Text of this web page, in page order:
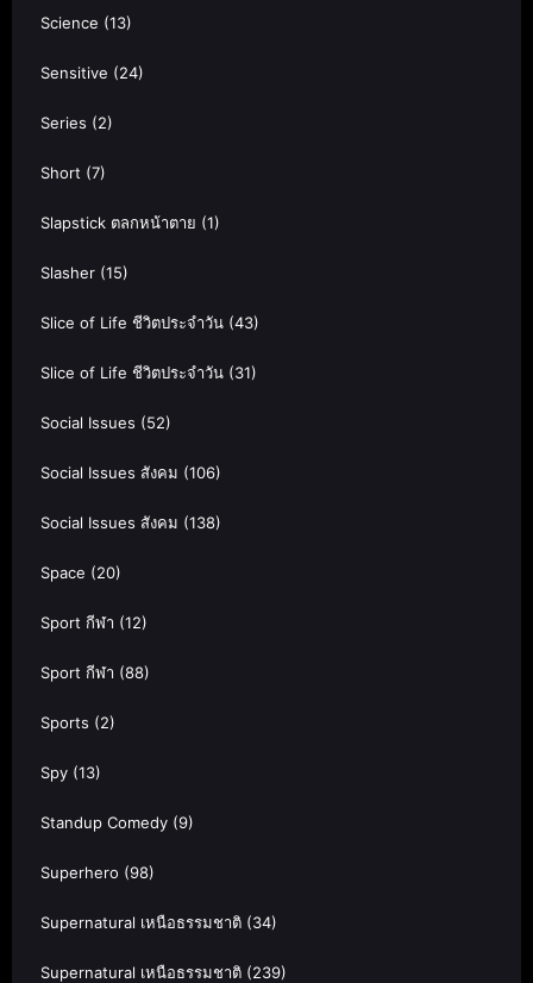
Science (13)
Sensitive (24)
Series (2)
Short (7)
Slapstick ตลกหน้าตาย (1)
Slasher (15)
Slice of Life ชีวิตประจำวัน (43)
Slice of Life ชีวิตประจำวัน (31)
Social Issues (52)
Social Issues สังคม (106)
Social Issues สังคม (138)
Space (20)
Sport กีฬา (12)
Sport กีฬา (88)
Sports (2)
Spy (13)
Standup Comedy (9)
Superhero (98)
Supernatural เหนือธรรมชาติ (34)
Supernatural เหนือธรรมชาติ (239)